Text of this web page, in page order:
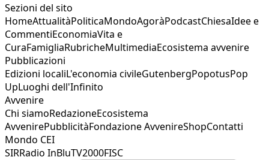
Sezioni del sito
HomeAttualitàPoliticaMondoAgoràPodcastChiesaIdee e
CommentiEconomiaVita e
CuraFamigliaRubricheMultimediaEcosistema avvenire
Pubblicazioni
Edizioni localiL'economia civileGutenbergPopotusPop
UpLuoghi dell'Infinito
Avvenire
Chi siamoRedazioneEcosistema
AvvenirePubblicitàFondazione AvvenireShopContatti
Mondo CEI
SIRRadio InBluTV2000FISC